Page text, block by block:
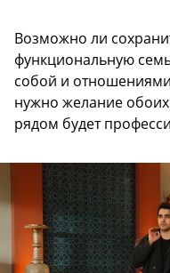
Возможно ли
функциональную
собой и
нужно желание
рядом будет